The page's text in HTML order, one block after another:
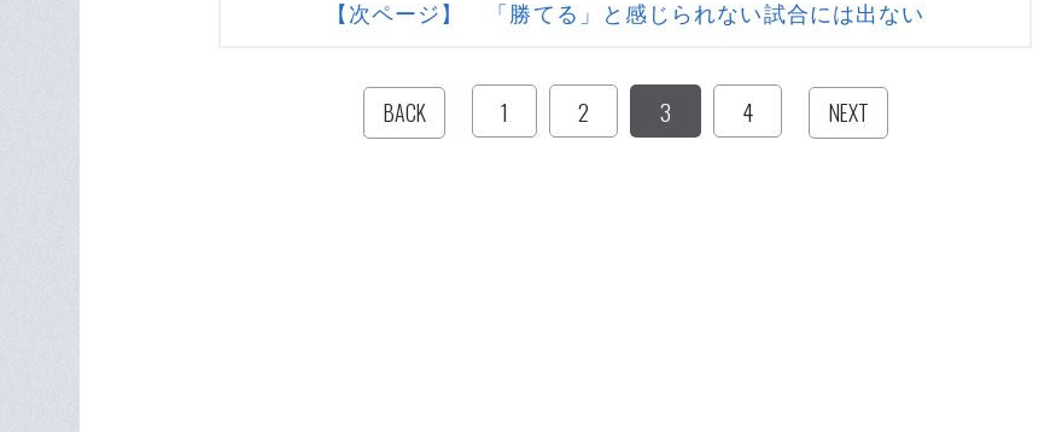
【次ページ】 「勝てる」と感じられない試合には出ない
BACK 1 2 3 4 NEXT